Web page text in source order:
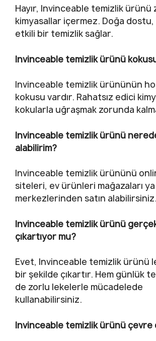
Hayır, Invinceable temizlik ürünü
kimyasallar içermez. Doğa
etkili bir temizlik sağlar.
Invinceable temizlik ürünü
Invinceable temizlik ürününün
kokusu vardır. Rahatsız edici
kokularla uğraşmak zorunda
Invinceable temizlik ürünü
alabilirim?
Invinceable temizlik ürününü
siteleri, ev ürünleri mağazaları ya
merkezlerinden satın alabilirsiniz.
Invinceable temizlik ürünü
çıkartıyor mu?
Evet, Invinceable temizlik ürünü
bir şekilde çıkartır. Hem günlük
de zorlu lekelerle mücadelede
kullanabilirsiniz.
Invinceable temizlik ürünü çevre